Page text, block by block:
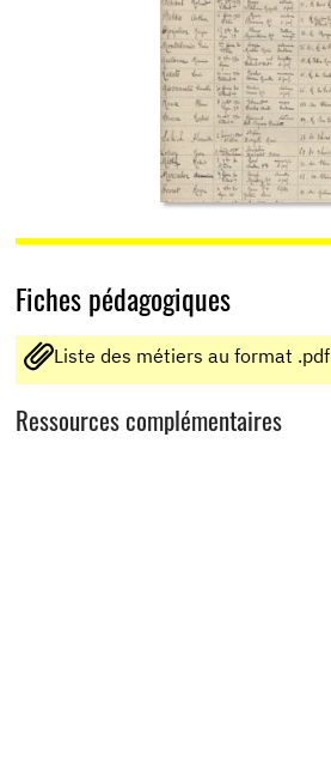
Fiches pédagogiques
Liste des métiers au format .pdf
Ressources complémentaires